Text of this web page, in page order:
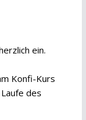
ein.
Konfi-Kurs
des